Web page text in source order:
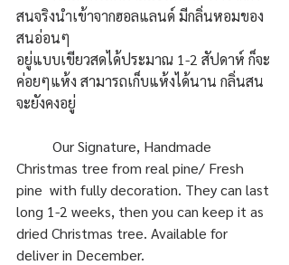
สนจริงนำเข้าจากฮอลแลนด์ มีกลิ่นหอมของ
สนอ่อนๆ
อยู่แบบเขียวสดได้ประมาณ 1-2 สัปดาห์ ก็จะ
ค่อยๆแห้ง สามารถเก็บแห้งได้นาน กลิ่นสน
จะยังคงอยู่
Christmas tree from real pine/ Fresh
pine  with fully decoration. They can last
long 1-2 weeks, then you can keep it as
dried Christmas tree. Available for
deliver in December.